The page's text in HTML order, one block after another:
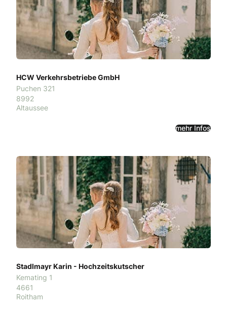
HCW Verkehrsbetriebe GmbH
Puchen 321
8992
Altaussee
mehr Infos
Stadlmayr Karin - Hochzeitskutscher
Kemating 1
4661
Roitham